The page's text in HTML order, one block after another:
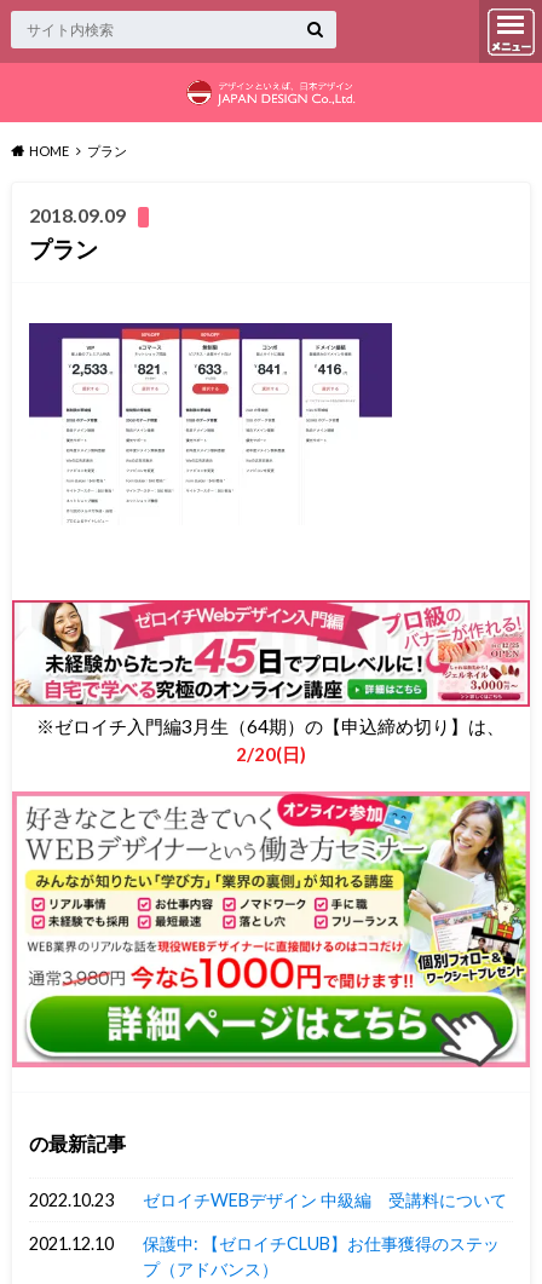
HOME プラン
2018.09.09
プラン
※ゼロイチ入門編3月生（64期）の【申込締め切り】は、
2/20(日)
の最新記事
2022.10.23 ゼロイチWEBデザイン 中級編 受講料について
2021.12.10
保護中: 【ゼロイチCLUB】お仕事獲得のステッ
プ（アドバンス）